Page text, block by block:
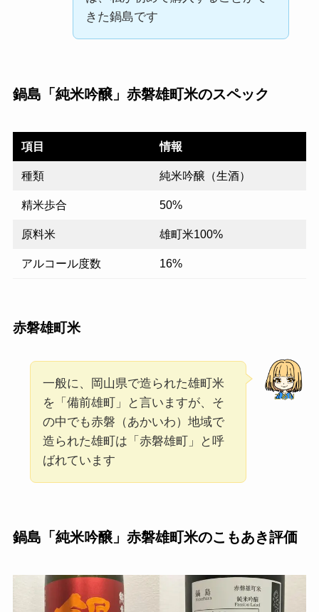
きた鍋島です
鍋島「純米吟醸」赤磐雄町米のスペック
項目 情報
種類 純米吟醸（生酒）
精米歩合 50%
原料米 雄町米100%
アルコール度数 16%
赤磐雄町米
一般に、岡山県で造られた雄町米
を「備前雄町」と言いますが、そ
の中でも赤磐（あかいわ）地域で
造られた雄町は「赤磐雄町」と呼
ばれています
鍋島「純米吟醸」赤磐雄町米のこもあき評価